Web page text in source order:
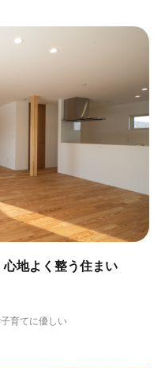
地よく整う住まい
育てに優しい